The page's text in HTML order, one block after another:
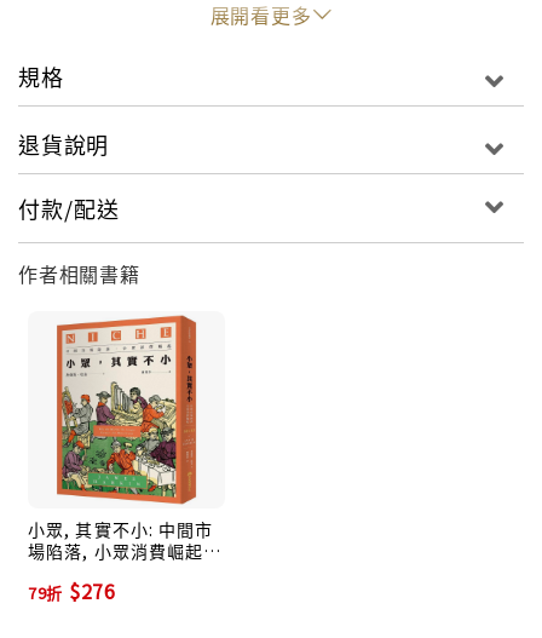
展開看更多
規格
退貨說明
付款/配送
作者相關書籍
小眾, 其實不小: 中間市
場陷落, 小眾消費崛起
79折 $276